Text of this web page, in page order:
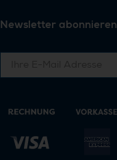
Newsletter abonnieren